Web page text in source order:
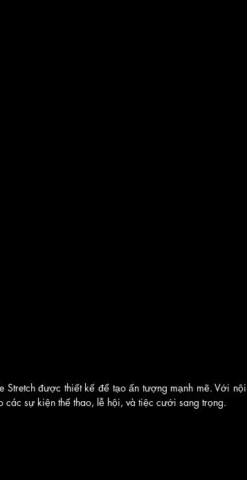
Stretch được thiết kế để tạo ấn tượng mạnh mẽ. Với nội
sự kiện thể thao, lễ hội, và tiệc cưới sang trọng.